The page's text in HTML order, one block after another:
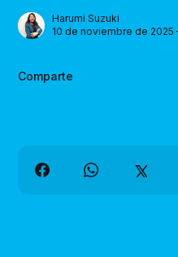
Harumi Suzuki
10 de noviembre de
Comparte